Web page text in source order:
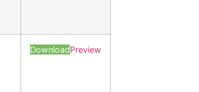
DownloadPreview